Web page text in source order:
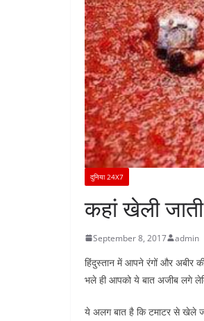
दुनिया 24X7
कहां खेली
September 8, 2017 admin
हिंदुस्तान में आपने रंगों और अबीर
भले ही आपको ये बात अजीब लगे
ये अलग बात है कि टमाटर से खेले